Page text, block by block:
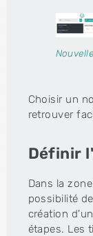
Choisir un
retrouver
Définir
Dans la
possibilité
création
étapes. Les